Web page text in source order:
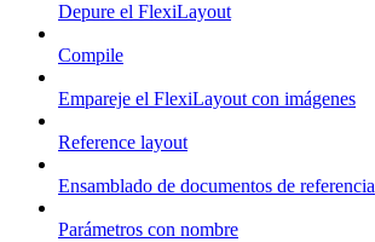
Depure el FlexiLayout
Compile
Empareje el FlexiLayout con imágenes
Reference layout
Ensamblado de documentos de referencia
Parámetros con nombre